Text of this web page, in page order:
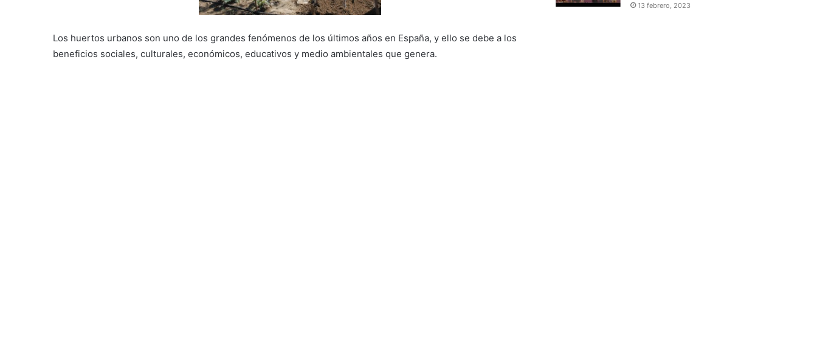
Los huertos urbanos son uno de los grandes fenómenos de los últimos años en España, y ello se debe a los
beneficios sociales, culturales, económicos, educativos y medio ambientales que genera.
13 febrero, 2023